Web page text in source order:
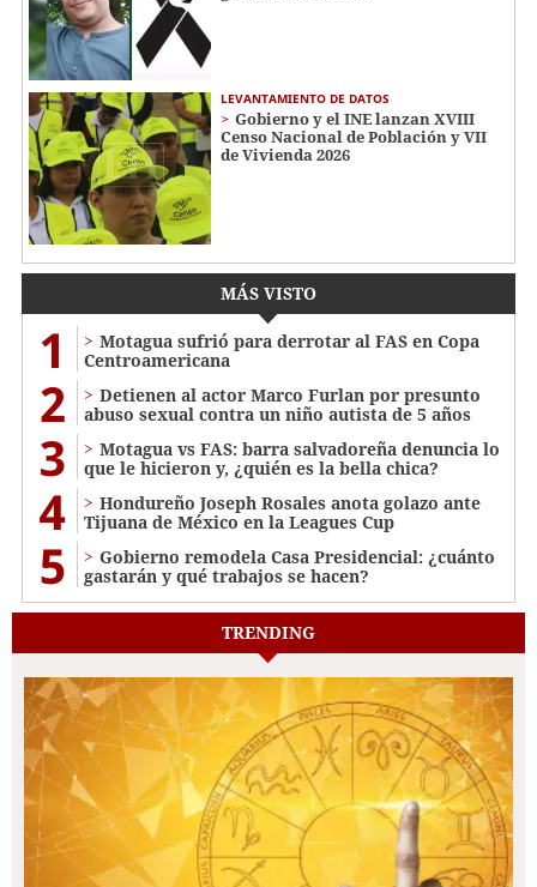
LEVANTAMIENTO DE DATOS
Gobierno y el INE lanzan XVIII
Censo Nacional de Población y VII
de Vivienda 2026
MÁS VISTO
1
Motagua sufrió para derrotar al FAS en Copa
Centroamericana
2
Detienen al actor Marco Furlan por presunto
abuso sexual contra un niño autista de 5 años
3
Motagua vs FAS: barra salvadoreña denuncia lo
que le hicieron y, ¿quién es la bella chica?
4
Hondureño Joseph Rosales anota golazo ante
Tijuana de México en la Leagues Cup
5
Gobierno remodela Casa Presidencial: ¿cuánto
gastarán y qué trabajos se hacen?
TRENDING